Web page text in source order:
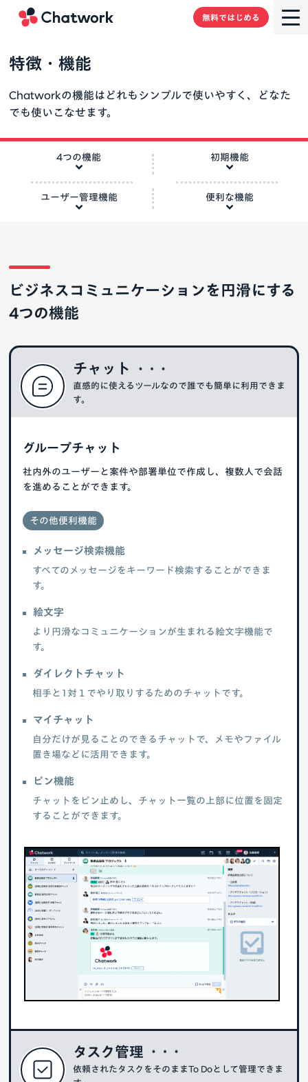
無料ではじめる
特徴・機能
Chatworkの機能はどれもシンプルで使いやすく、どなた
でも使いこなせます。
4つの機能 初期機能
ユーザー管理機能 便利な機能
ビジネスコミュニケーションを円滑にする
4つの機能
チャット
直感的に使えるツールなので誰でも簡単に利用できま
す。
グループチャット
社内外のユーザーと案件や部署単位で作成し、複数人で会話
を進めることができます。
その他便利機能
メッセージ検索機能
すべてのメッセージをキーワード検索することができま
す。
絵文字
より円滑なコミュニケーションが生まれる絵文字機能で
す。
ダイレクトチャット
相手と1対１でやり取りするためのチャットです。
マイチャット
自分だけが見ることのできるチャットで、メモやファイル
置き場などに活用できます。
ピン機能
チャットをピン止めし、チャット一覧の上部に位置を固定
することができます。
タスク管理
依頼されたタスクをそのままTo Doとして管理できま